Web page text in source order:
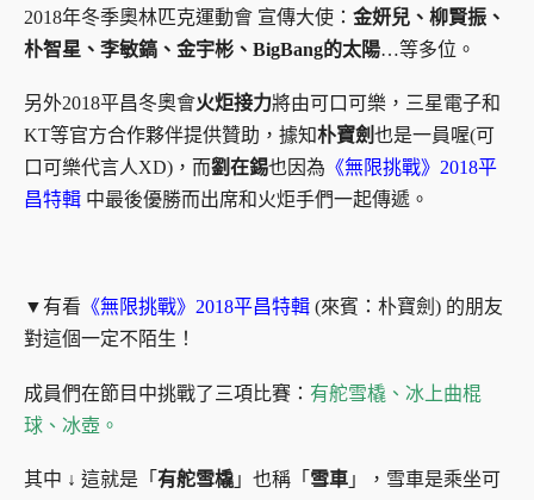
2018年冬季奧林匹克運動會 宣傳大使： 金妍兒、柳賢振、
朴智星、李敏鎬、金宇彬、BigBang的太陽…等多位。
另外2018平昌冬奧會火炬接力將由可口可樂，三星電子和
KT等官方合作夥伴提供贊助，據知朴寶劍也是一員喔(可
口可樂代言人XD)，而劉在錫也因為 《無限挑戰》2018平
昌特輯 中最後優勝而出席和火炬手們一起傳遞。
▼有看 《無限挑戰》2018平昌特輯 (來賓：朴寶劍) 的朋友
對這個一定不陌生！
成員們在節目中挑戰了三項比賽： 有舵雪橇、冰上曲棍
球、冰壺。
其中 ↓ 這就是「 有舵雪橇 」也稱「 雪車 」，雪車是乘坐可